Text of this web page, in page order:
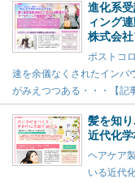
進化系
ィング連
株式会
ポストコ
速を余儀なくされたインバ
がみえつつある・・・【記
髪を知
近代化
ヘアケア
いる近代